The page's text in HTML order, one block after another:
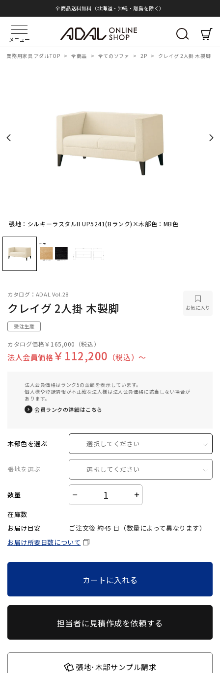
全商品送料無料（北海道・沖縄・離島を除く）
メニュー
業務用家具 アダルTOP > 全商品 > 全てのソファ > 2P > クレイグ 2人掛 木製脚
張地：シルキーラスタルII UP5241(Bランク)×木
張地：シルキーラスタルII UP5241(Bランク)×木部色：MB色
カタログ：ADAL Vol.28
クレイグ 2人掛 木製脚 お気に入り
受注生産
カタログ価格￥165,000 （税込）
法人会員価格￥112,200 （税込）〜
法人会員価格はランク5の金額を表示しています。
個人様や登録情報が不正確な法人様は法人会員価格に該当しない場合が
あります。
会員ランクの詳細はこちら
木部色を選ぶ 選択してください
張地を選ぶ 選択してください
数量 － ＋
在庫数
お届け目安
ご注文後 約45 日（数量によって異なります）
お届け所要日数について
カートに入れる
担当者に見積作成を依頼する
張地･木部サンプル請求